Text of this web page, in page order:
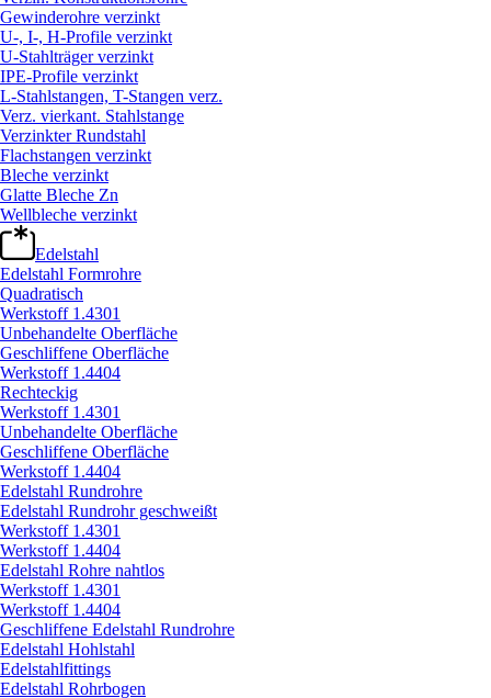
Gewinderohre verzinkt
U-, I-, H-Profile verzinkt
U-Stahlträger verzinkt
IPE-Profile verzinkt
L-Stahlstangen, T-Stangen verz.
Verz. vierkant. Stahlstange
Verzinkter Rundstahl
Flachstangen verzinkt
Bleche verzinkt
Glatte Bleche Zn
Wellbleche verzinkt
Edelstahl
Edelstahl Formrohre
Quadratisch
Werkstoff 1.4301
Unbehandelte Oberfläche
Geschliffene Oberfläche
Werkstoff 1.4404
Rechteckig
Werkstoff 1.4301
Unbehandelte Oberfläche
Geschliffene Oberfläche
Werkstoff 1.4404
Edelstahl Rundrohre
Edelstahl Rundrohr geschweißt
Werkstoff 1.4301
Werkstoff 1.4404
Edelstahl Rohre nahtlos
Werkstoff 1.4301
Werkstoff 1.4404
Geschliffene Edelstahl Rundrohre
Edelstahl Hohlstahl
Edelstahlfittings
Edelstahl Rohrbogen